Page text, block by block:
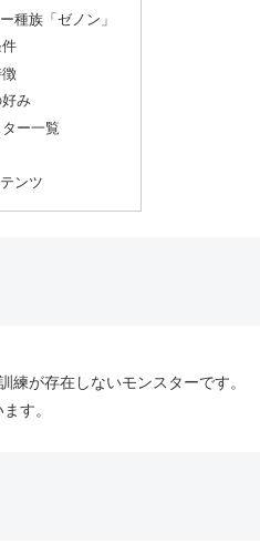
種族「ゼノン」
み
ー一覧
ンツ
が存在しないモンスターです。
す。